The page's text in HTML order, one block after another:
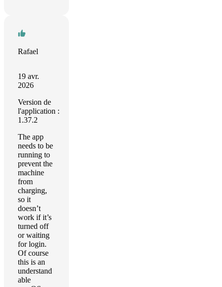
Rafael
19 avr.
2026
Version de
l'application :
1.37.2
The app
needs to be
running to
prevent the
machine
from
charging,
so it
doesn’t
work if it’s
turned off
or waiting
for login.
Of course
this is an
understand
able